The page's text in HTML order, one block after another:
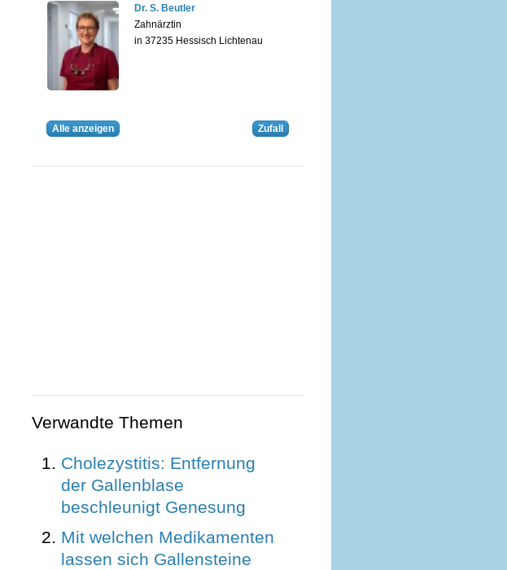
Dr. S. Beutler
Zahnärztin
in 37235 Hessisch Lichtenau
Alle anzeigen Zufall
Verwandte Themen
Cholezystitis: Entfernung
der Gallenblase
beschleunigt Genesung
Mit welchen Medikamenten
lassen sich Gallensteine